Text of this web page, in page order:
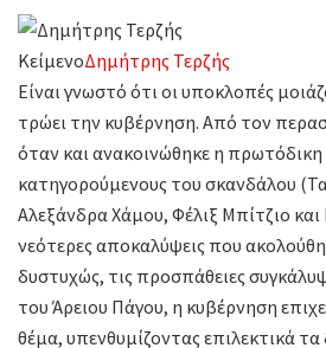
ΚείμενοΔημήτρης Τερζής
Είναι γνωστό ότι οι υποκλοπές
τρώει την κυβέρνηση. Από τον
όταν και ανακοινώθηκε η
κατηγορούμενους του σκανδάλου
Αλεξάνδρα Χάμου, Φέλιξ Μπίτζιο και
νεότερες αποκαλύψεις που
δυστυχώς, τις προσπάθειες
του Άρειου Πάγου, η κυβέρνηση
θέμα, υπενθυμίζοντας επιλεκτικά